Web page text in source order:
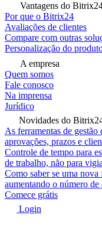
Vantagens do
Por que o Bitrix24
Avaliações de clientes
Compare com outras
Personalização do
A empresa
Quem somos
Fale conosco
Na imprensa
Jurídico
Novidades do
As ferramentas de
aprovações, prazos e
Controle de tempo para
de trabalho, não para
Como saber se uma nova
aumentando o número de
Comece grátis
Login